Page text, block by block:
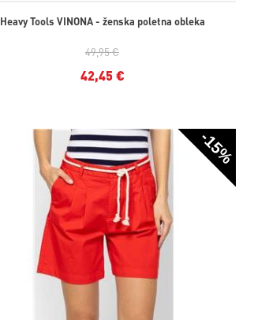
Heavy Tools VINONA - ženska poletna obleka
49,95 €
42,45 €
-15%